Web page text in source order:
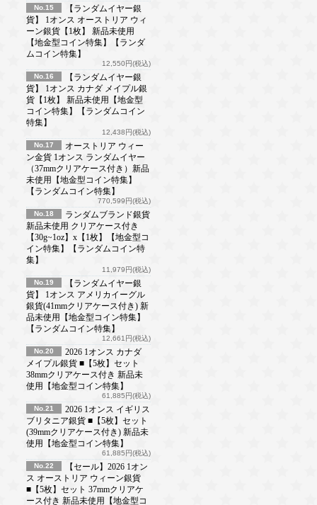
No.15
【ランダムイヤー銀
貨】 1オンス オーストリア ウィ
ーン銀貨【1枚】 新品未使用
【地金型コイン特集】【ランダ
ムコイン特集】
12,550円(税込)
No.16
【ランダムイヤー銀
貨】 1オンス カナダ メイプル銀
貨【1枚】 新品未使用【地金型
コイン特集】【ランダムコイン
特集】
12,438円(税込)
No.17
オーストリア ウィー
ン金貨 1オンス ランダムイヤー
（37mmクリアケース付き）新品
未使用【地金型コイン特集】
【ランダムコイン特集】
770,599円(税込)
No.18
ランダムブランド銀貨
新品未使用 クリアケース付き
【30g~1oz】x【1枚】【地金型コ
イン特集】【ランダムコイン特
集】
11,979円(税込)
No.19
【ランダムイヤー銀
貨】 1オンス アメリカイーグル
銀貨(41mmクリアケース付き) 新
品未使用【地金型コイン特集】
【ランダムコイン特集】
12,661円(税込)
No.20
2026 1オンス カナダ
メイプル銀貨 ■【5枚】セット
38mmクリアケース付き 新品未
使用【地金型コイン特集】
61,885円(税込)
No.21
2026 1オンス イギリス
ブリタニア銀貨 ■【5枚】セット
(39mmクリアケース付き) 新品未
使用【地金型コイン特集】
61,885円(税込)
No.22
【セール】2026 1オン
ス オーストリア ウィーン銀貨
■【5枚】セット 37mmクリアケ
ース付き 新品未使用【地金型コ